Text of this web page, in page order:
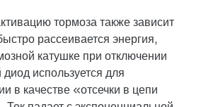
тормоза также зависит
рассеивается энергия,
катушке при отключении
используется для
в качестве «отсечки в цепи